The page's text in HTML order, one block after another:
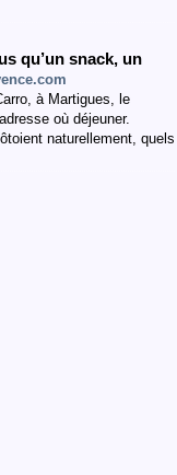
qu’un snack, un
à Martigues, le
où déjeuner.
naturellement, quels